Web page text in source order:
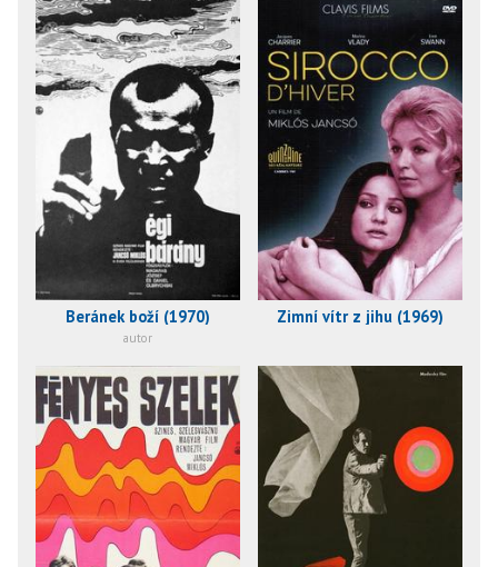
Beránek boží (1970)
autor
Zimní vítr z jihu (1969)